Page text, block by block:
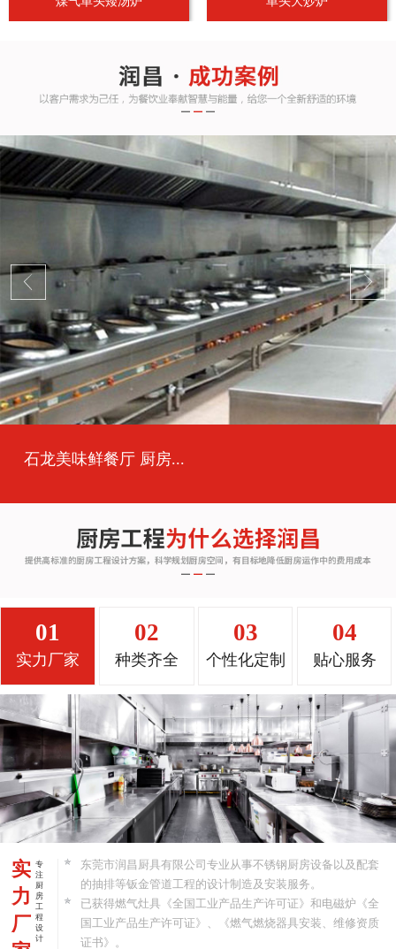
石龙美味鲜餐厅 厨房...
01
实力厂家
02
种类齐全
03
个性化定制
04
贴心服务
实
力
厂
专
注
厨
房
工
程
设
计
东莞市润昌厨具有限公司专业从事不锈钢厨房设备以及配套
的抽排等钣金管道工程的设计制造及安装服务。
已获得燃气灶具《全国工业产品生产许可证》和电磁炉《全
国工业产品生产许可证》、《燃气燃烧器具安装、维修资质
证书》。